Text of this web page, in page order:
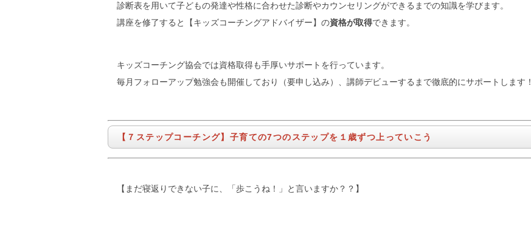
診断表を用いて子どもの発達や性格に合わせた診断やカウンセリングができるまでの知識を学びます。
講座を修了すると【キッズコーチングアドバイザー】の資格が取得できます。
キッズコーチング協会では資格取得も手厚いサポートを行っています。
毎月フォローアップ勉強会も開催しており（要申し込み）、講師デビューするまで徹底的にサポートします！
【７ステップコーチング】子育ての7つのステップを１歳ずつ上っていこう
【まだ寝返りできない子に、「歩こうね！」と言いますか？？】